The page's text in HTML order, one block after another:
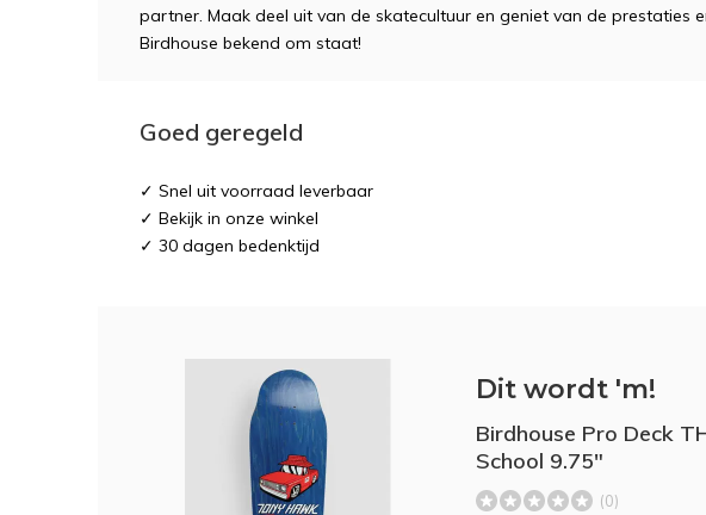
partner. Maak deel uit van de skatecultuur en geniet van de prestaties
Birdhouse bekend om staat!
Goed geregeld
✓ Snel uit voorraad leverbaar
✓ Bekijk in onze winkel
✓ 30 dagen bedenktijd
Dit wordt 'm!
Birdhouse Pro Deck
School 9.75"
(0)